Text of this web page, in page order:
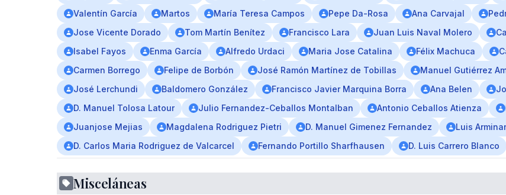
Valentín García
Martos María Teresa Campos Pepe Da-Rosa Ana Carvajal
Jose Vicente Dorado
Tom Martín Benítez Francisco Lara Juan Luis Naval Molero
Isabel Fayos
Enma García Alfredo Urdaci Maria Jose Catalina Félix Machuca
Carmen Borrego
Felipe de Borbón José Ramón Martínez de Tobillas Manuel Gutiérrez
José Lerchundi
Baldomero González Francisco Javier Marquina Borra Ana Belen
D. Manuel Tolosa Latour
Julio Fernandez-Ceballos Montalban Antonio Ceballos Atienza
Juanjose Mejias
Magdalena Rodriguez Pietri D. Manuel Gimenez Fernandez
Luis
D. Carlos Maria Rodriguez de Valcarcel
Fernando Portillo Sharfhausen D. Luis Carrero Blanco
Misceláneas